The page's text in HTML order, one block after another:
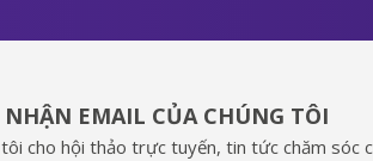
EMAIL CỦA CHÚNG TÔI
cho hội thảo trực tuyến, tin tức chăm sóc